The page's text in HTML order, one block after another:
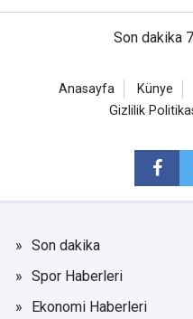
Son dakika
Anasayfa Künye
Gizlilik
Son dakika
Spor Haberleri
Ekonomi Haberleri